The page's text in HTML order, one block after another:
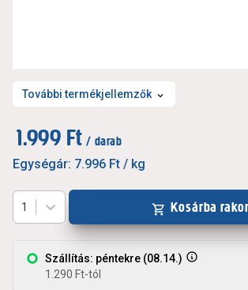
További termékjellemzők
1.999 Ft / darab
Egységár: 7.996 Ft / kg
Szállítás: péntekre (08.14.)
1.290 Ft-tól
1 Kosárba